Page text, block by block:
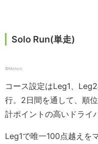
Solo Run(単走)
©️Motorz
コース設定はLeg1、
行。2日間を通して、順
計ポイントの高いドライ
Leg1で唯一100点越えを